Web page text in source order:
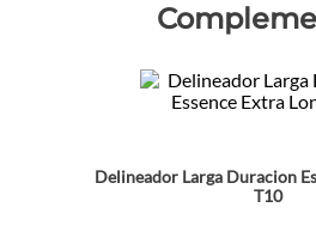
Delineador Larga Duracion
T10